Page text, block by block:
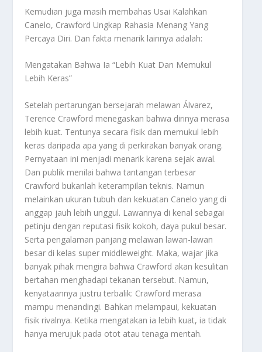
Kemudian juga masih membahas Usai Kalahkan
Canelo, Crawford Ungkap Rahasia Menang Yang
Percaya Diri. Dan fakta menarik lainnya adalah:
Mengatakan Bahwa Ia “Lebih Kuat Dan Memukul
Lebih Keras”
Setelah pertarungan bersejarah melawan Álvarez,
Terence Crawford menegaskan bahwa dirinya merasa
lebih kuat. Tentunya secara fisik dan memukul lebih
keras daripada apa yang di perkirakan banyak orang.
Pernyataan ini menjadi menarik karena sejak awal.
Dan publik menilai bahwa tantangan terbesar
Crawford bukanlah keterampilan teknis. Namun
melainkan ukuran tubuh dan kekuatan Canelo yang di
anggap jauh lebih unggul. Lawannya di kenal sebagai
petinju dengan reputasi fisik kokoh, daya pukul besar.
Serta pengalaman panjang melawan lawan-lawan
besar di kelas super middleweight. Maka, wajar jika
banyak pihak mengira bahwa Crawford akan kesulitan
bertahan menghadapi tekanan tersebut. Namun,
kenyataannya justru terbalik: Crawford merasa
mampu menandingi. Bahkan melampaui, kekuatan
fisik rivalnya. Ketika mengatakan ia lebih kuat, ia tidak
hanya merujuk pada otot atau tenaga mentah.